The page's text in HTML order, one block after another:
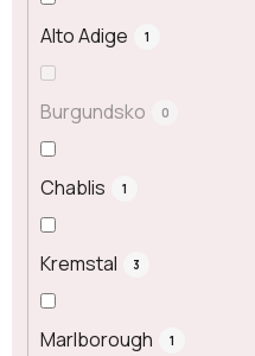
Alto Adige 1
Burgundsko 0
Chablis 1
Kremstal 3
Marlborough 1